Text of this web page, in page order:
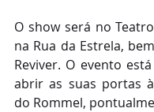
O show será no
na Rua da Estrela,
Reviver. O evento
abrir as suas portas
do Rommel,